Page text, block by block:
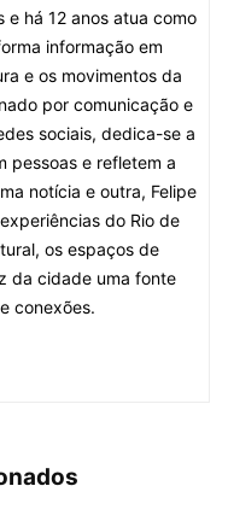
e há 12 anos atua como
informação em
e os movimentos da
por comunicação e
sociais, dedica-se a
pessoas e refletem a
notícia e outra, Felipe
do Rio de
os espaços de
da cidade uma fonte
conexões.